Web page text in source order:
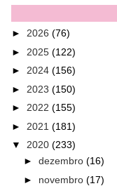
► 2026 (76)
► 2025 (122)
► 2024 (156)
► 2023 (150)
► 2022 (155)
► 2021 (181)
▼ 2020 (233)
► dezembro (16)
► novembro (17)